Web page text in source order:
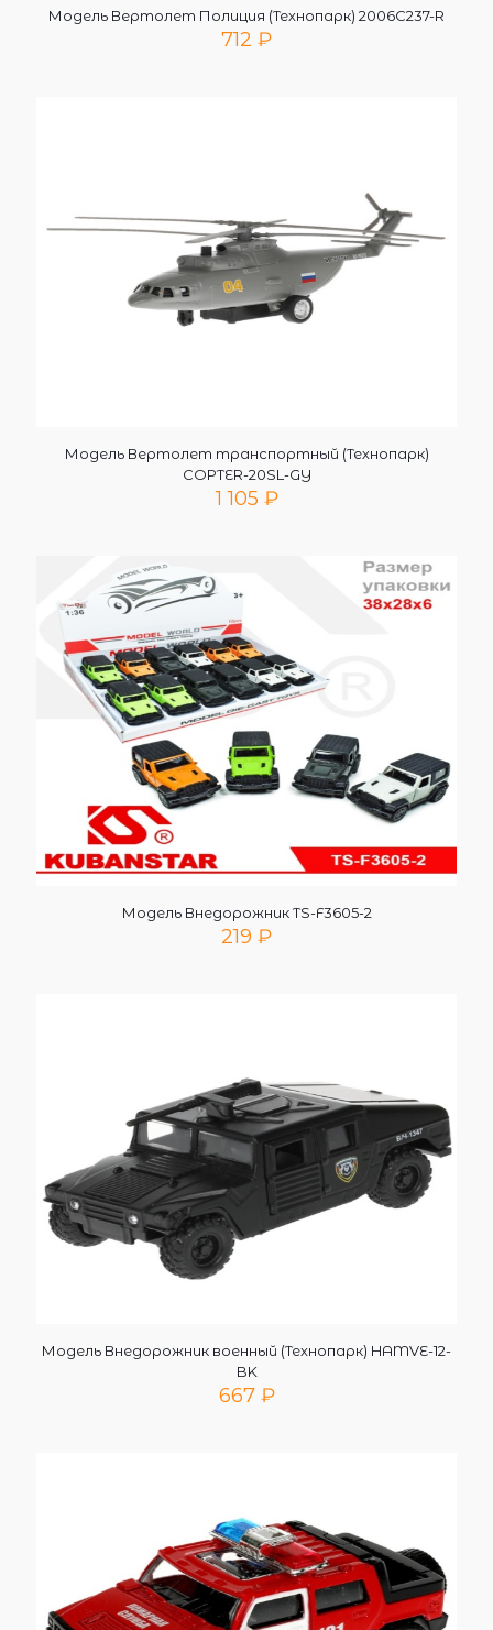
Модель Вертолет Полиция (Технопарк) 2006C237-R
712 ₽
Модель Вертолет транспортный (Технопарк)
COPTER-20SL-GY
1 105 ₽
Модель Внедорожник TS-F3605-2
219 ₽
Модель Внедорожник военный (Технопарк) HAMVE-12-
BK
667 ₽